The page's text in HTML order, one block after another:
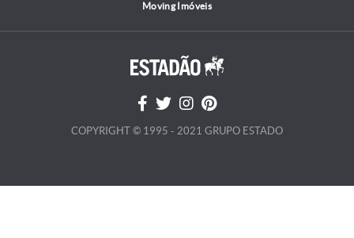
Moving Imóveis
COPYRIGHT © 1995 - 2021 GRUPO ESTADO